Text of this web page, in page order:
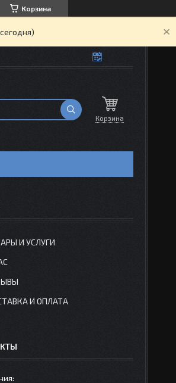
Корзина
Корзина
И УСЛУГИ
И ОПЛАТА